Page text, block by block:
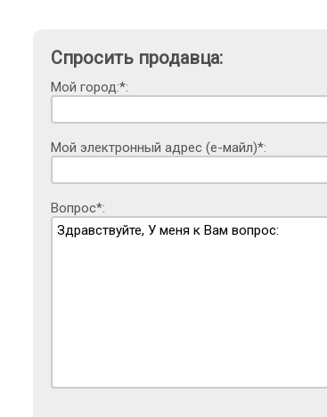
Спросить продавца:
Мой город:*:
Мой электронный адрес (е-майл)*:
Вопрос*: